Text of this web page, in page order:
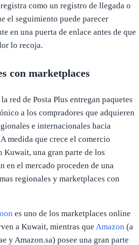
como un registro de llegada o
el seguimiento puede parecer
en una puerta de enlace antes de que
lo recoja.
con marketplaces
red de Posta Plus entregan paquetes
a los compradores que adquieren
e internacionales hacia
medida que crece el comercio
Kuwait, una gran parte de los
en el mercado proceden de una
regionales y marketplaces con
es uno de los marketplaces online
a Kuwait, mientras que Amazon (a
y Amazon.sa) posee una gran parte